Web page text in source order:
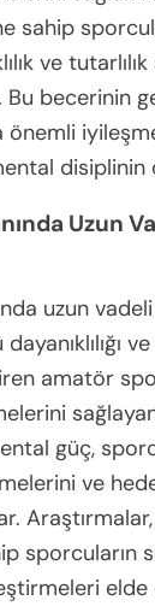
sahip
ve
becerinin
önemli
disiplinin
Uzun
uzun
amatör
güç,
ve
sporcuların